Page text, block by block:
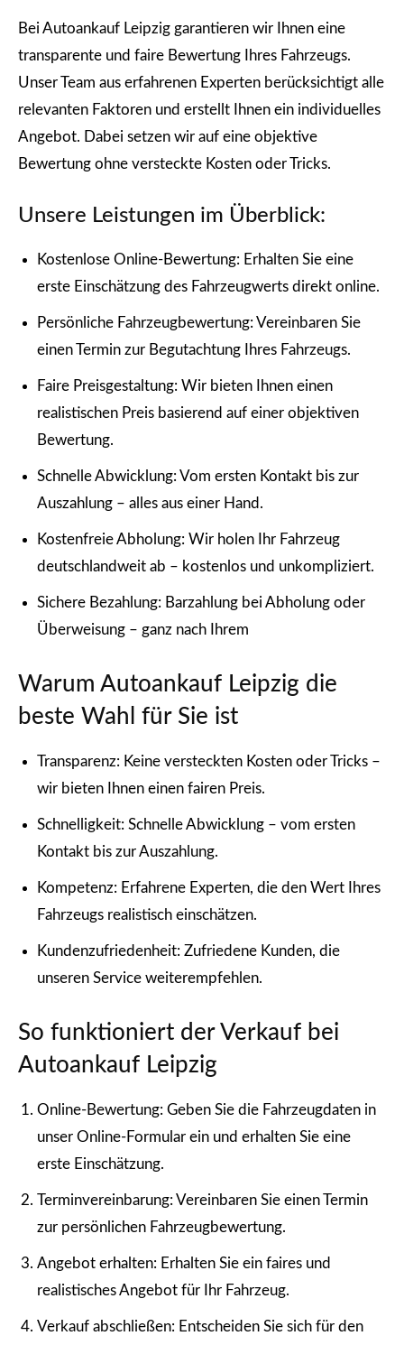
Bei Autoankauf Leipzig garantieren wir Ihnen eine
transparente und faire Bewertung Ihres Fahrzeugs.
Unser Team aus erfahrenen Experten berücksichtigt alle
relevanten Faktoren und erstellt Ihnen ein individuelles
Angebot. Dabei setzen wir auf eine objektive
Bewertung ohne versteckte Kosten oder Tricks.
Unsere Leistungen im Überblick:
Kostenlose Online-Bewertung: Erhalten Sie eine
erste Einschätzung des Fahrzeugwerts direkt online.
Persönliche Fahrzeugbewertung: Vereinbaren Sie
einen Termin zur Begutachtung Ihres Fahrzeugs.
Faire Preisgestaltung: Wir bieten Ihnen einen
realistischen Preis basierend auf einer objektiven
Bewertung.
Schnelle Abwicklung: Vom ersten Kontakt bis zur
Auszahlung – alles aus einer Hand.
Kostenfreie Abholung: Wir holen Ihr Fahrzeug
deutschlandweit ab – kostenlos und unkompliziert.
Sichere Bezahlung: Barzahlung bei Abholung oder
Überweisung – ganz nach Ihrem
Warum Autoankauf Leipzig die
beste Wahl für Sie ist
Transparenz: Keine versteckten Kosten oder Tricks –
wir bieten Ihnen einen fairen Preis.
Schnelligkeit: Schnelle Abwicklung – vom ersten
Kontakt bis zur Auszahlung.
Kompetenz: Erfahrene Experten, die den Wert Ihres
Fahrzeugs realistisch einschätzen.
Kundenzufriedenheit: Zufriedene Kunden, die
unseren Service weiterempfehlen.
So funktioniert der Verkauf bei
Autoankauf Leipzig
Online-Bewertung: Geben Sie die Fahrzeugdaten in
unser Online-Formular ein und erhalten Sie eine
erste Einschätzung.
Terminvereinbarung: Vereinbaren Sie einen Termin
zur persönlichen Fahrzeugbewertung.
Angebot erhalten: Erhalten Sie ein faires und
realistisches Angebot für Ihr Fahrzeug.
Verkauf abschließen: Entscheiden Sie sich für den